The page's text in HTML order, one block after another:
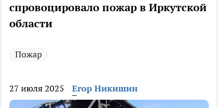
спровоцировало пожар в Иркутской
области
Пожар
27 июля 2025 Егор Никишин